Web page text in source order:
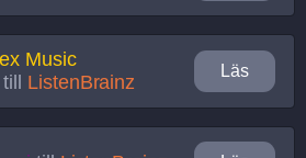
Music
till ListenBrainz
Läs